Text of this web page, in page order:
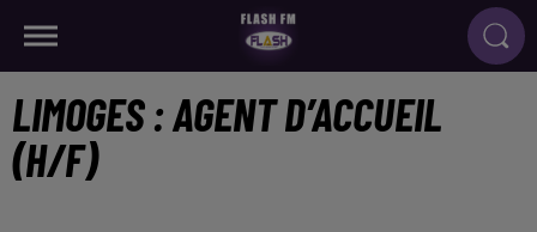
LIMOGES : AGENT D’ACCUEIL
(H/F)